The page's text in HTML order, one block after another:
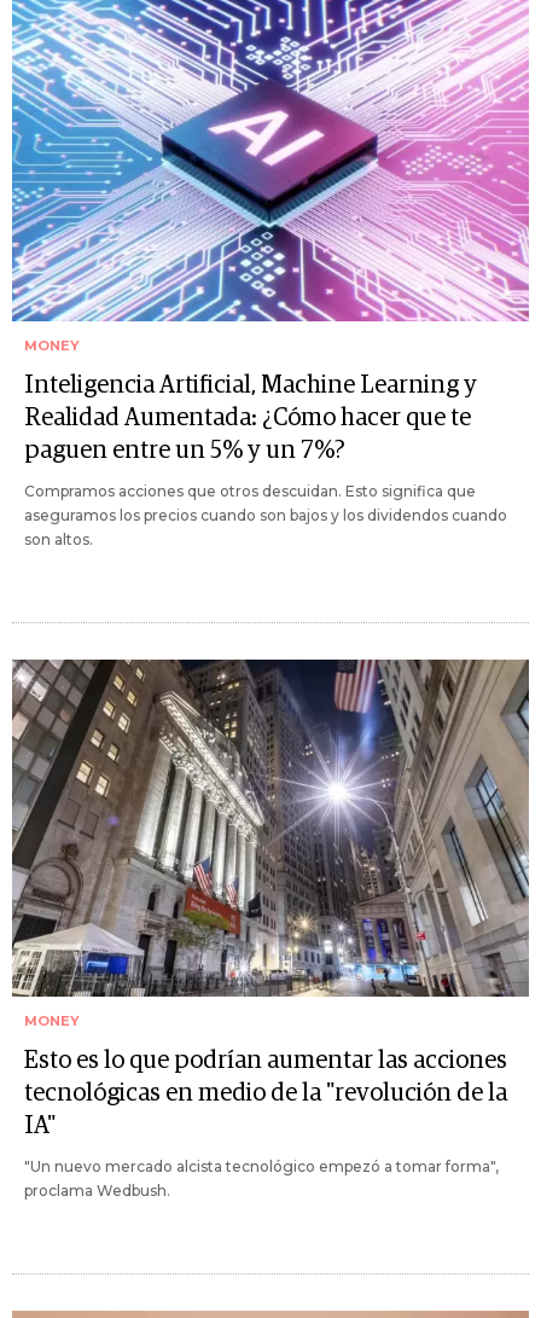
MONEY
Inteligencia Artificial, Machine Learning y
Realidad Aumentada: ¿Cómo hacer que te
paguen entre un 5% y un 7%?
Compramos acciones que otros descuidan. Esto significa que
aseguramos los precios cuando son bajos y los dividendos cuando
son altos.
MONEY
Esto es lo que podrían aumentar las acciones
tecnológicas en medio de la "revolución de la
IA"
"Un nuevo mercado alcista tecnológico empezó a tomar forma",
proclama Wedbush.